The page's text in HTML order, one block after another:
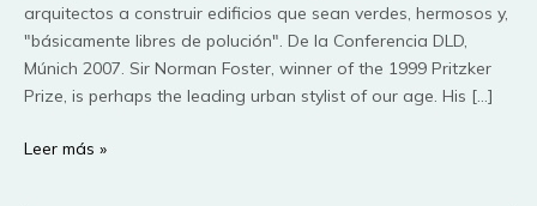
arquitectos a construir edificios que sean verdes, hermosos y,
"básicamente libres de polución". De la Conferencia DLD,
Múnich 2007. Sir Norman Foster, winner of the 1999 Pritzker
Prize, is perhaps the leading urban stylist of our age. His […]
La
Leer más »